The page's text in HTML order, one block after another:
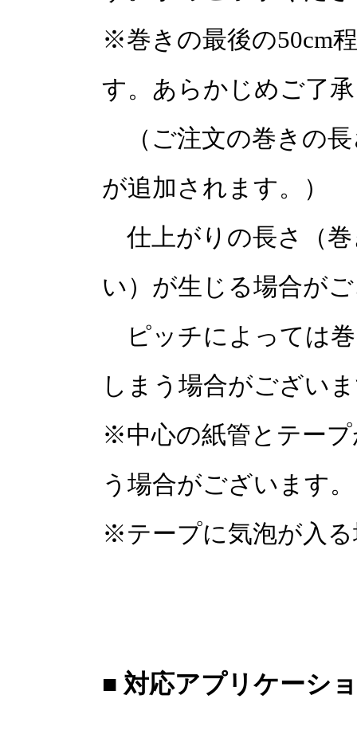
※巻きの最後の50cm
す。あらかじめご了
（ご注文の巻きの長
が追加されます。）
仕上がりの長さ（巻
い）が生じる場合が
ピッチによっては巻
しまう場合がござい
※中心の紙管とテー
う場合がございます。
※テープに気泡が入
■ 対応アプリケーシ